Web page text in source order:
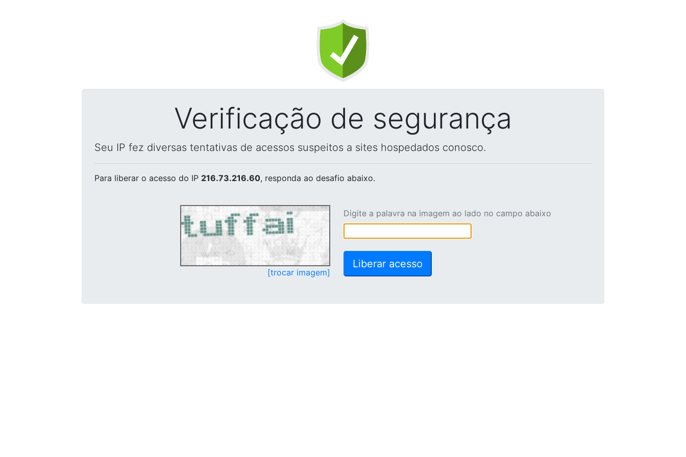
Verificação de segurança
Seu IP fez diversas tentativas de acessos suspeitos a sites hospedados conosco.
Para liberar o acesso do IP 216.73.216.60, responda ao desafio abaixo.
[trocar imagem]
Digite a palavra na imagem ao lado no campo abaixo